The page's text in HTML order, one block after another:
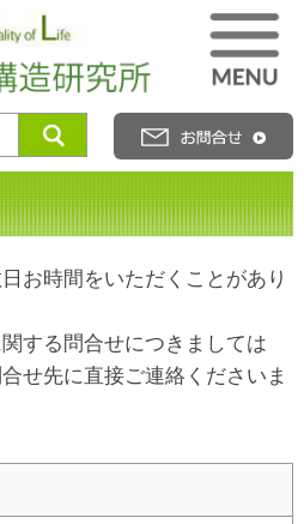
お時間をいただくことがあり
する問合せにつきましては
せ先に直接ご連絡くださいま